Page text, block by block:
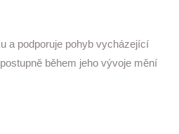
a podporuje pohyb vycházející
během jeho vývoje mění